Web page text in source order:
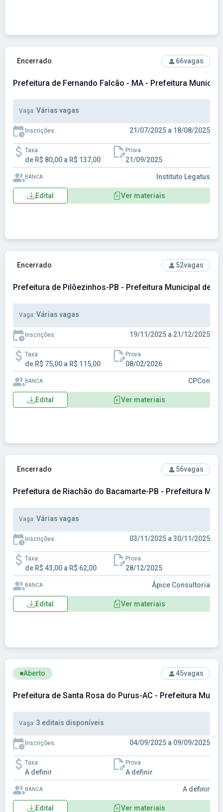
Ver concurso: Prefeitura de Fernando Falcão - MA -
Encerrado 66vagas
Prefeitura de Fernando Falcão - MA - Prefeitura
Vaga: Várias vagas
Inscrições: 21/07/2025 a 18/08/2025
Taxa
de R$ 80,00 a R$ 137,00
Prova
21/09/2025
BANCA Instituto Legatus
Edital Ver materiais
Ver concurso: Prefeitura de Pilõezinhos-PB - Prefeitura
Encerrado 52vagas
Prefeitura de Pilõezinhos-PB - Prefeitura Municipal de
Vaga: Várias vagas
Inscrições: 19/11/2025 a 21/12/2025
Taxa
de R$ 75,00 a R$ 115,00
Prova
08/02/2026
BANCA CPCon
Edital Ver materiais
Ver concurso: Prefeitura de Riachão do Bacamarte-PB -
Encerrado 56vagas
Prefeitura de Riachão do Bacamarte-PB - Prefeitura
Vaga: Várias vagas
Inscrições: 03/11/2025 a 30/11/2025
Taxa
de R$ 43,00 a R$ 62,00
Prova
28/12/2025
BANCA Ápice Consultoria
Edital Ver materiais
Ver concurso: Prefeitura de Santa Rosa do Purus-AC -
Aberto 45vagas
Prefeitura de Santa Rosa do Purus-AC - Prefeitura
Vaga: 3 editais disponíveis
Inscrições: 04/09/2025 a 09/09/2025
Taxa
A definir
Prova
A definir
BANCA A definir
Edital Ver materiais